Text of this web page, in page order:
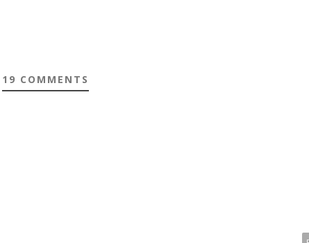
19 COMMENTS